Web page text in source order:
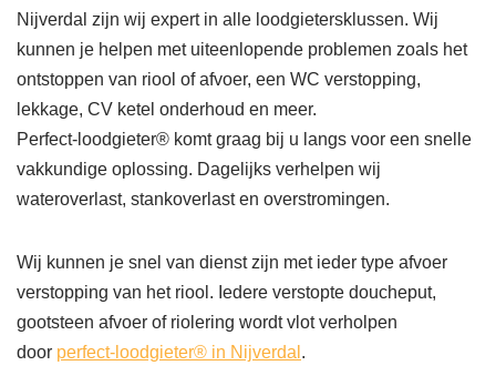
Nijverdal zijn wij expert in alle loodgietersklussen. Wij
kunnen je helpen met uiteenlopende problemen zoals het
ontstoppen van riool of afvoer, een WC verstopping,
lekkage, CV ketel onderhoud en meer.
Perfect-loodgieter® komt graag bij u langs voor een snelle
vakkundige oplossing. Dagelijks verhelpen wij
wateroverlast, stankoverlast en overstromingen.
Wij kunnen je snel van dienst zijn met ieder type afvoer
verstopping van het riool. Iedere verstopte doucheput,
gootsteen afvoer of riolering wordt vlot verholpen
door perfect-loodgieter® in Nijverdal .